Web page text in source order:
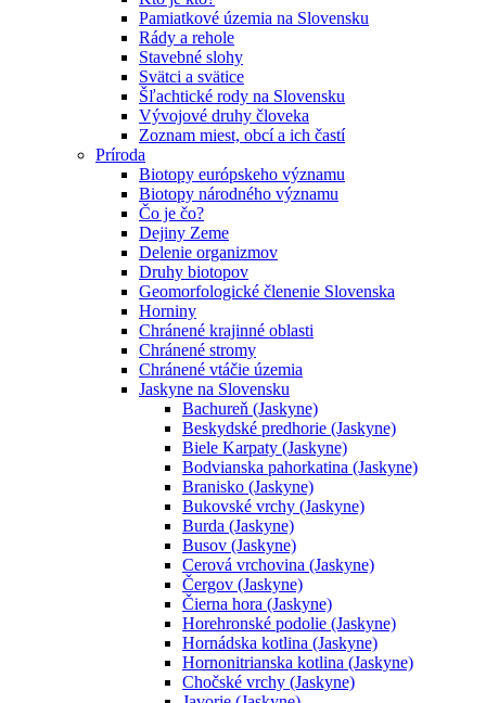
Pamiatkové územia na Slovensku
Rády a rehole
Stavebné slohy
Svätci a svätice
Šľachtické rody na Slovensku
Vývojové druhy človeka
Zoznam miest, obcí a ich častí
Príroda
Biotopy európskeho významu
Biotopy národného významu
Čo je čo?
Dejiny Zeme
Delenie organizmov
Druhy biotopov
Geomorfologické členenie Slovenska
Horniny
Chránené krajinné oblasti
Chránené stromy
Chránené vtáčie územia
Jaskyne na Slovensku
Bachureň (Jaskyne)
Beskydské predhorie (Jaskyne)
Biele Karpaty (Jaskyne)
Bodvianska pahorkatina (Jaskyne)
Branisko (Jaskyne)
Bukovské vrchy (Jaskyne)
Burda (Jaskyne)
Busov (Jaskyne)
Cerová vrchovina (Jaskyne)
Čergov (Jaskyne)
Čierna hora (Jaskyne)
Horehronské podolie (Jaskyne)
Hornádska kotlina (Jaskyne)
Hornonitrianska kotlina (Jaskyne)
Chočské vrchy (Jaskyne)